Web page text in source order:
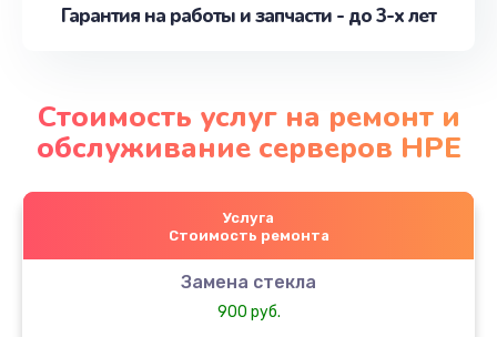
Гарантия на работы и запчасти - до 3-х лет
Стоимость услуг на ремонт и
обслуживание серверов HPE
Услуга
Стоимость ремонта
Замена стекла
900 руб.